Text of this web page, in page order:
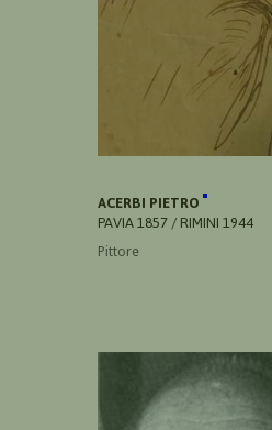
ACERBI PIETRO
PAVIA 1857 / RIMINI 1944
Pittore